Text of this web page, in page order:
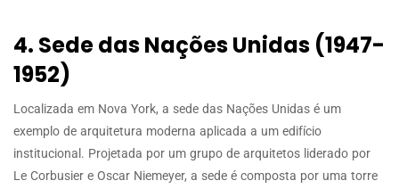
4. Sede das Nações Unidas (1947-
1952)
Localizada em Nova York, a sede das Nações Unidas é um
exemplo de arquitetura moderna aplicada a um edifício
institucional. Projetada por um grupo de arquitetos liderado por
Le Corbusier e Oscar Niemeyer, a sede é composta por uma torre